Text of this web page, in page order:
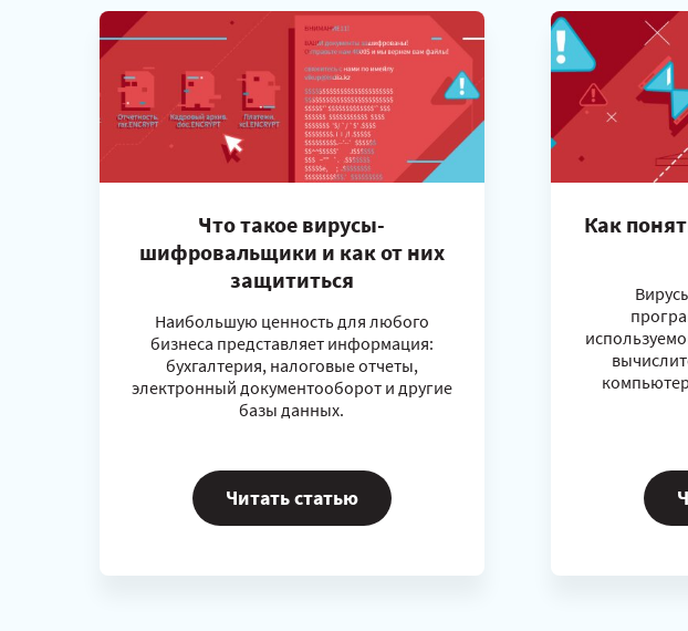
Что такое вирусы-
шифровальщики и как от них
защититься
Наибольшую ценность для любого
бизнеса представляет информация:
бухгалтерия, налоговые отчеты,
электронный документооборот и другие
базы данных.
Читать статью
Как